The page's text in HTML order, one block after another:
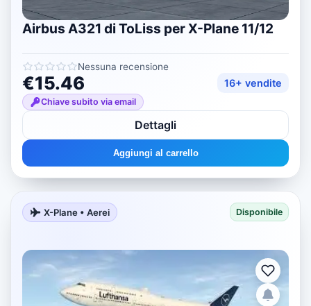
Airbus A321 di ToLiss per X-Plane 11/12
Nessuna recensione
€15.46 16+ vendite
Chiave subito via email
Dettagli
Aggiungi al carrello
X-Plane • Aerei Disponibile